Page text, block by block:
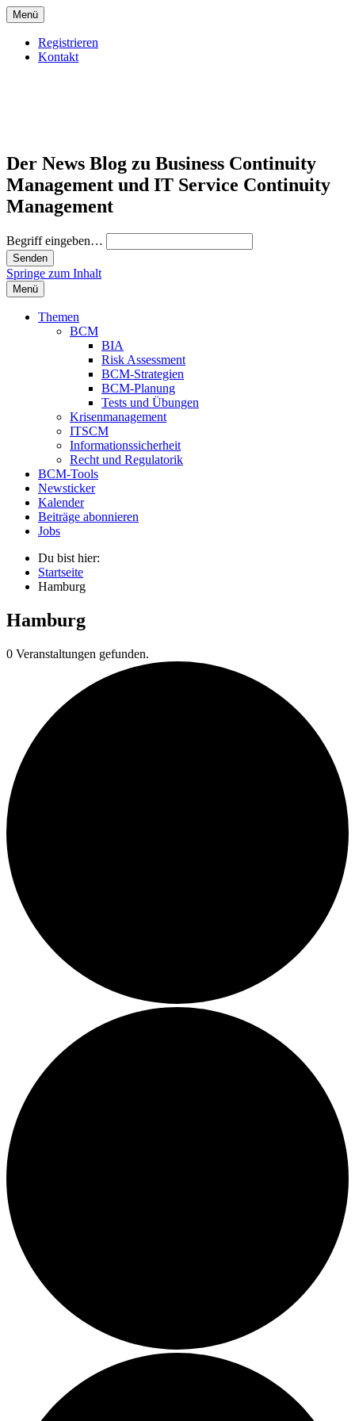
Menü
Registrieren
Kontakt
Der News Blog zu Business Continuity
Management und IT Service Continuity
Management
Begriff eingeben…
Springe zum Inhalt
Menü
Themen
BCM
BIA
Risk Assessment
BCM-Strategien
BCM-Planung
Tests und Übungen
Krisenmanagement
ITSCM
Informationssicherheit
Recht und Regulatorik
BCM-Tools
Newsticker
Kalender
Beiträge abonnieren
Jobs
Du bist hier:
Startseite
Hamburg
Hamburg
0 Veranstaltungen gefunden.